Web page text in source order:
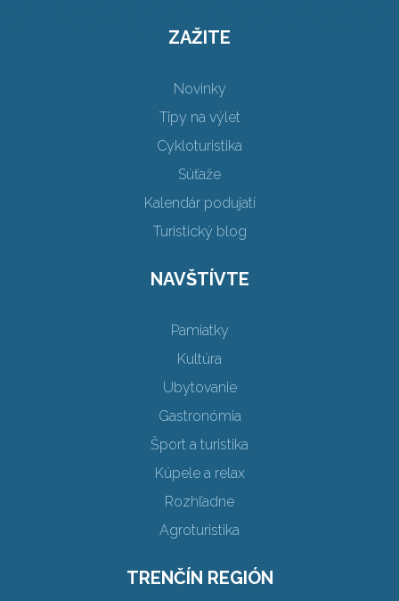
ZAŽITE
Novinky
Tipy na výlet
Cykloturistika
Súťaže
Kalendár podujatí
Turistický blog
NAVŠTÍVTE
Pamiatky
Kultúra
Ubytovanie
Gastronómia
Šport a turistika
Kúpele a relax
Rozhľadne
Agroturistika
TRENČÍN REGIÓN